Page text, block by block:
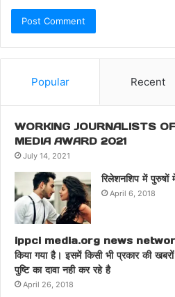
Popular Recent
WORKING JOURNALISTS
MEDIA AWARD 2021
July 14, 2021
रिलेशनशिप में पुरुषों
April 6, 2018
ippci media.org news network,
किया गया है। इसमें किसी भी प्रकार की
पुष्टि का दावा नही कर रहे है
April 26, 2018